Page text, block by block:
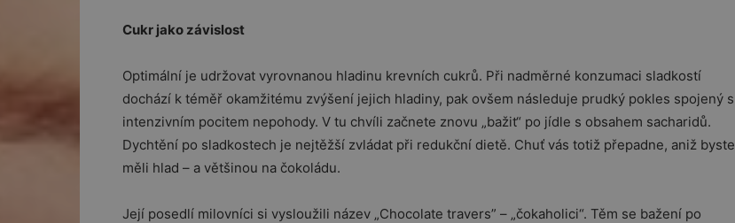
Cukr jako závislost
Optimální je udržovat vyrovnanou hladinu krevních cukrů. Při nadměrné konzumaci sladkostí
dochází k téměř okamžitému zvýšení jejich hladiny, pak ovšem následuje prudký pokles spojený s
intenzivním pocitem nepohody. V tu chvíli začnete znovu „bažit“ po jídle s obsahem sacharidů.
Dychtění po sladkostech je nejtěžší zvládat při redukční dietě. Chuť vás totiž přepadne, aniž byste
měli hlad – a většinou na čokoládu.
Její posedlí milovníci si vysloužili název „Chocolate travers” – „čokaholici“. Těm se bažení po